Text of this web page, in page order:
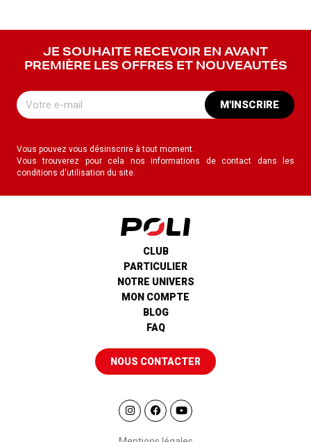
JE SOUHAITE RECEVOIR EN AVANT
PREMIÈRE LES OFFRES ET NOUVEAUTÉS
M'INSCRIRE
Vous pouvez vous désinscrire à tout moment.
Vous trouverez pour cela nos informations de contact dans les
conditions d'utilisation du site.
CLUB
PARTICULIER
NOTRE UNIVERS
MON COMPTE
BLOG
FAQ
NOUS CONTACTER